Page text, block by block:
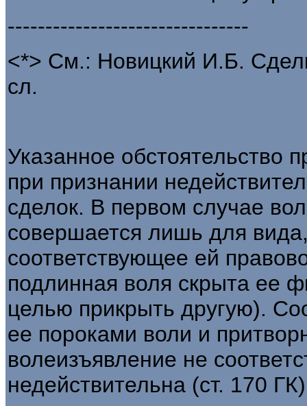
--------------------------------
<*> См.: Новицкий И.Б.
сл.
Указанное обстоятельство
при признании
сделок. В первом случае
совершается лишь для
соответствующее ей
подлинная воля скрыта ее
целью прикрыть другую).
ее пороками воли и
волеизъявление не
недействительна (ст. 170